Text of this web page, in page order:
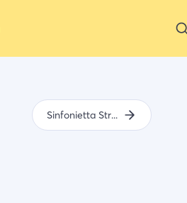
Sinfonietta String Festival Zeeland 2022